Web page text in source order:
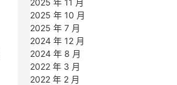
2025 年 11 月
2025 年 10 月
2025 年 7 月
2024 年 12 月
2024 年 8 月
2022 年 3 月
2022 年 2 月